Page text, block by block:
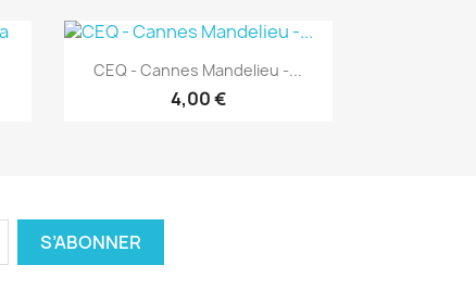
Aperçu rapide
CEQ - Cannes Mandelieu -...
4,00 €